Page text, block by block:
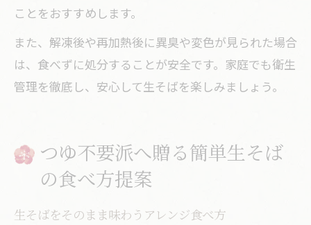
ことをおすすめします。
また、解凍後や再加熱後に異臭や変色が見られた場合
は、食べずに処分することが安全です。家庭でも衛生
管理を徹底し、安心して生そばを楽しみましょう。
つゆ不要派へ贈る簡単生そば
の食べ方提案
生そばをそのまま味わうアレンジ食べ方